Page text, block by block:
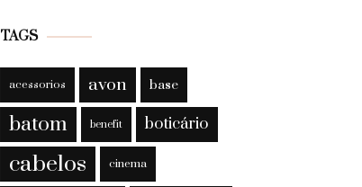
TAGS
acessorios avon base
batom benefit boticário
cabelos cinema